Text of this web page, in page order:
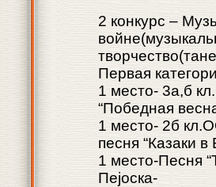
2 конкурс –
Первая
1 место- 3а,б
“Победная
1 место- 2б
песня “Казаки
1 место-Песня
Пејоска-